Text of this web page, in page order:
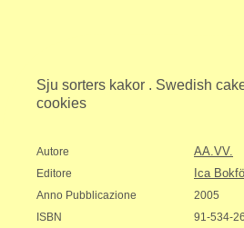
Sju sorters kakor . Swedish
cookies
Autore AA.VV.
Editore Ica
Anno Pubblicazione
2005
ISBN
91-534-